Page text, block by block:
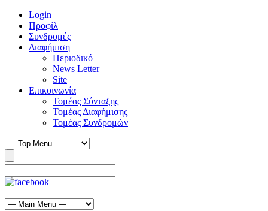
Login
Προφίλ
Συνδρομές
Διαφήμιση
Περιοδικό
News Letter
Site
Επικοινωνία
Τομέας Σύνταξης
Τομέας Διαφήμισης
Τομέας Συνδρομών